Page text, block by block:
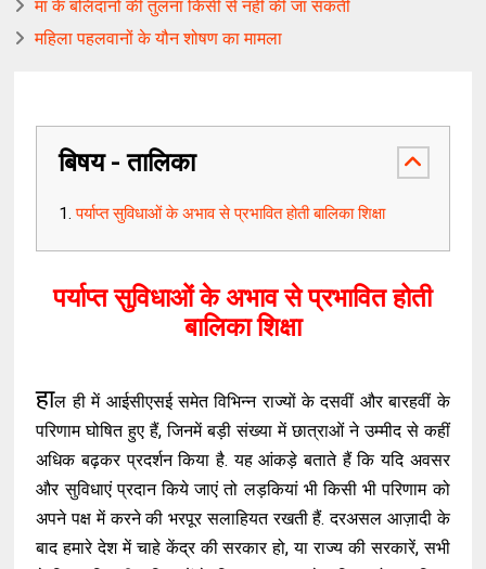
मां के बलिदानों की तुलना किसी से नहीं की जा सकती
महिला पहलवानों के यौन शोषण का मामला
बिषय - तालिका
पर्याप्त सुविधाओं के अभाव से प्रभावित होती बालिका शिक्षा
पर्याप्त सुविधाओं के अभाव से प्रभावित होती
बालिका शिक्षा
हाल ही में आईसीएसई समेत विभिन्न राज्यों के दसवीं और बारहवीं के
परिणाम घोषित हुए हैं, जिनमें बड़ी संख्या में छात्राओं ने उम्मीद से कहीं
अधिक बढ़कर प्रदर्शन किया है. यह आंकड़े बताते हैं कि यदि अवसर
और सुविधाएं प्रदान किये जाएं तो लड़कियां भी किसी भी परिणाम को
अपने पक्ष में करने की भरपूर सलाहियत रखती हैं. दरअसल आज़ादी के
बाद हमारे देश में चाहे केंद्र की सरकार हो, या राज्य की सरकारें, सभी